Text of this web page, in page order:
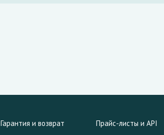
Гарантия и возврат Прайс-листы и API